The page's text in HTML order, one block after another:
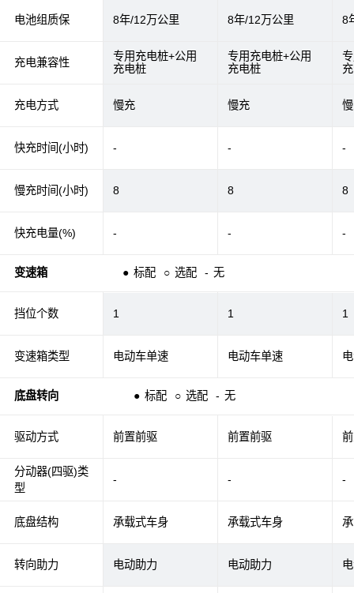
电池组质保
充电兼容性
充电方式
快充时间(小时)
慢充时间(小时)
快充电量(%)
变速箱 ● 标配 ○ 选配 - 无
挡位个数
变速箱类型
底盘转向 ● 标配 ○ 选配 - 无
驱动方式
分动器(四驱)类
型
底盘结构
转向助力
8年/12万公里 8年/12万公里 8
专用充电桩+公用
充电桩
专用充电桩+公用
充电桩
慢充 慢充
- - -
8 8 8
- - -
1 1 1
电动车单速 电动车单速
前置前驱 前置前驱
- - -
承载式车身 承载式车身
电动助力 电动助力